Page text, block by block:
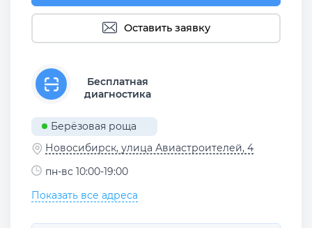
Оставить заявку
Бесплатная
диагностика
Берёзовая роща
Новосибирск, улица Авиастроителей, 4
пн-вс 10:00-19:00
Показать все адреса